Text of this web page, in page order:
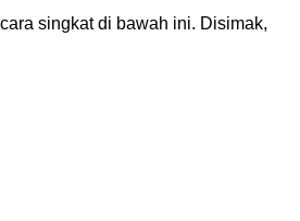
singkat di bawah ini. Disimak,